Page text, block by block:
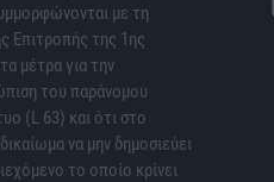
με τη
Επιτροπής της 1ης
μέτρα για την
του παράνομου
(L 63) και ότι στο
να μην δημοσιεύει
το οποίο κρίνει